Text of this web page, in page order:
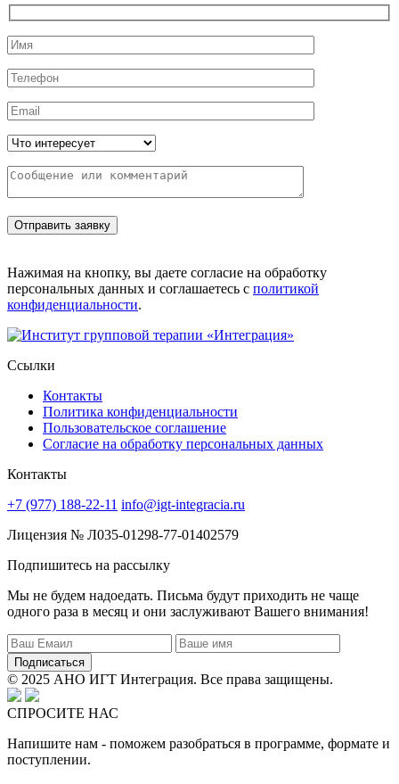
Нажимая на кнопку, вы даете согласие на обработку
персональных данных и соглашаетесь с политикой
конфиденциальности.
Ссылки
Контакты
Политика конфиденциальности
Пользовательское соглашение
Согласие на обработку персональных данных
Контакты
+7 (977) 188-22-11 info@igt-integracia.ru
Лицензия № Л035-01298-77-01402579
Подпишитесь на рассылку
Мы не будем надоедать. Письма будут приходить не чаще
одного раза в месяц и они заслуживают Вашего внимания!
Подписаться
© 2025 АНО ИГТ Интеграция. Все права защищены.
СПРОСИТЕ НАС
Напишите нам - поможем разобраться в программе, формате и
поступлении.